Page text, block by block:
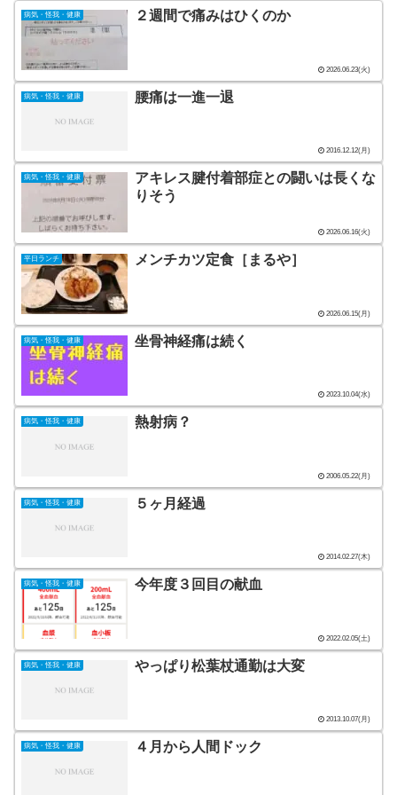
病気・怪我・健康 ２週間で痛みはひくのか
2026.06.23(火)
病気・怪我・健康 腰痛は一進一退
2016.12.12(月)
病気・怪我・健康
アキレス腱付着部症との闘いは長くな
りそう
2026.06.16(火)
平日ランチ メンチカツ定食［まるや］
2026.06.15(月)
病気・怪我・健康 坐骨神経痛は続く
2023.10.04(水)
病気・怪我・健康 熱射病？
2006.05.22(月)
病気・怪我・健康 ５ヶ月経過
2014.02.27(木)
病気・怪我・健康 今年度３回目の献血
2022.02.05(土)
病気・怪我・健康 やっぱり松葉杖通勤は大変
2013.10.07(月)
病気・怪我・健康 ４月から人間ドック